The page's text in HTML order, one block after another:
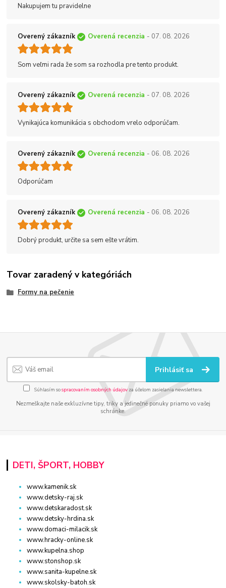
Nakupujem tu pravidelne
Overený zákazník Overená recenzia - 07. 08. 2026
Som veľmi rada že som sa rozhodla pre tento produkt.
Overený zákazník Overená recenzia - 07. 08. 2026
Vynikajúca komunikácia s obchodom vrelo odporúčam.
Overený zákazník Overená recenzia - 06. 08. 2026
Odporúčam
Overený zákazník Overená recenzia - 06. 08. 2026
Dobrý produkt, určite sa sem ešte vrátim.
Tovar zaradený v kategóriách
Formy na pečenie
Prihlásiť sa
Súhlasím sospracovaním osobných údajov za účelom zasielania newslettera.
Nezmeškajte naše exkluzívne tipy, triky a jedinečné ponuky priamo vo vašej
schránke.
DETI, ŠPORT, HOBBY
www.kamenik.sk
www.detsky-raj.sk
www.detskaradost.sk
www.detsky-hrdina.sk
www.domaci-milacik.sk
www.hracky-online.sk
www.kupelna.shop
www.stonshop.sk
www.sanita-kupelne.sk
www.skolsky-batoh.sk